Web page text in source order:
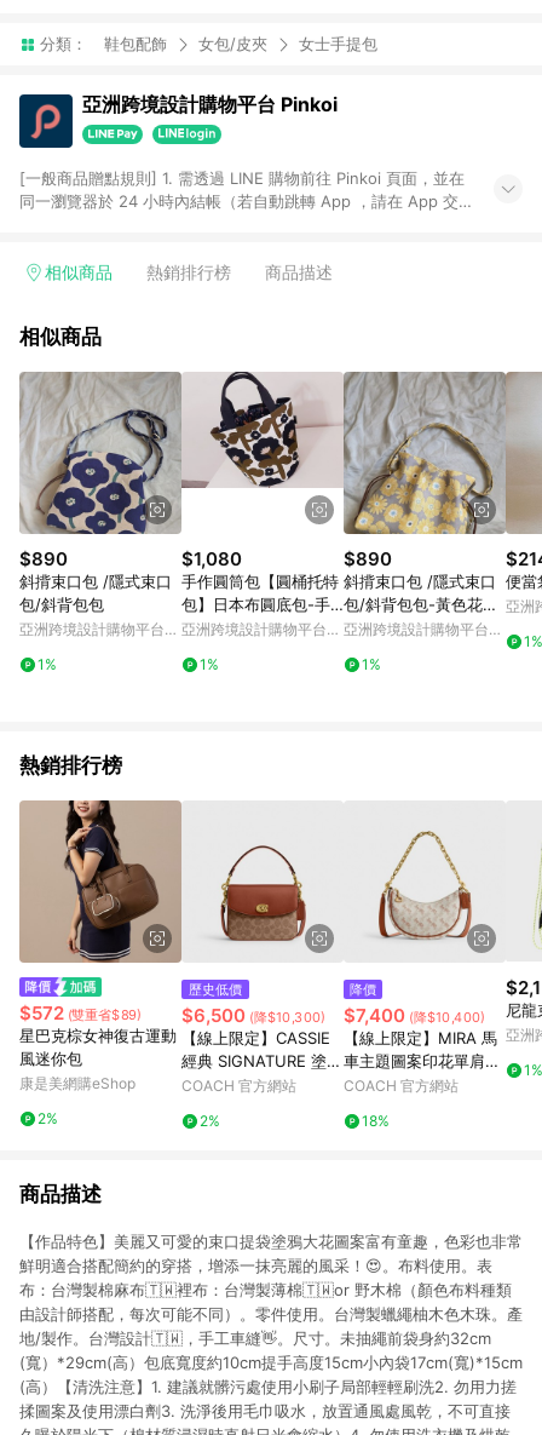
分類： 鞋包配飾 女包/皮夾 女士手提包
亞洲跨境設計購物平台 Pinkoi
[一般商品贈點規則] 1. 需透過 LINE 購物前往 Pinkoi 頁面，並在
同一瀏覽器於 24 小時內結帳（若自動跳轉 App ，請在 App 交
回饋訂單不得享有 Pinkoi 站方優惠，例如首購優惠，P coins，
行為，不具贈點資格，部分退款不在此限。 6. APP 請更新至
貨後 45 天後發送。 8. 群眾募資商品，禮物卡，開館保證金，補
運費，攤位費等不具贈點資格。 9. LINE 購物站上之商品規格、
顏色、價位、贈品如與 Pinkoi 商品資訊頁及購物車不符，以
Pinkoi 購物商品資訊頁及購物車標示為準。 10. 點數紅包使用規
則請以點數紅包活動說明為準。 11. 若於 LINE 購物前往 Pinkoi
頁面後才首次下載 Pinkoi APP 並完成訂單，不符合導購資格；承
上，首次下載 Pinkoi APP 後，需透過 LINE 購物前往 Pinkoi 頁
面，方享導購資格。
相似商品 熱銷排行榜 商品描述
相似商品
$890
斜揹束口包 /隱式束口
包/斜背包包
亞洲跨境設計購物平台
1%
$1,080
手作圓筒包【圓桶托特
包】日本布圓底包-手
作圓桶包-手提包
亞洲跨境設計購物平台
1%
$890
斜揹束口包 /隱式束口
包/斜背包包-黃色花花
款
亞洲跨境設計購物平台
1%
便當
亞洲
1%
熱銷排行榜
$572 (雙重省$89)
星巴克棕女神復古運動
風迷你包
康是美網購eShop
2%
歷史低價
$6,500 (降$10,300)
【線上限定】CASSIE
經典 SIGNATURE 塗層
19 斜背手袋
COACH 官方網站
2%
降價
$7,400 (降$10,400)
【線上限定】MIRA 馬
車主題圖案印花單肩手
袋
COACH 官方網站
18%
尼
亞洲
1%
商品描述
【作品特色】美麗又可愛的束口提袋塗鴉大花圖案富有童趣，色彩也非常
鮮明適合搭配簡約的穿搭，增添一抹亮麗的風采！😍。布料使用。表
布：台灣製棉麻布🇹🇼裡布：台灣製薄棉🇹🇼or 野木棉（顏色布料種類
由設計師搭配，每次可能不同）。零件使用。台灣製蠟繩柚木色木珠。產
地/製作。台灣設計🇹🇼，手工車縫👋。尺寸。未抽繩前袋身約32cm
(寬）*29cm(高）包底寬度約10cm提手高度15cm小內袋17cm(寬)*15cm
(高）【清洗注意】1. 建議就髒污處使用小刷子局部輕輕刷洗2. 勿用力搓
揉圖案及使用漂白劑3. 洗淨後用毛巾吸水，放置通風處風乾，不可直接